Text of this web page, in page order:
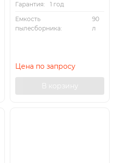
Гарантия:
1 год
Емкость
пылесборника:
90
л
Цена по запросу
В корзину